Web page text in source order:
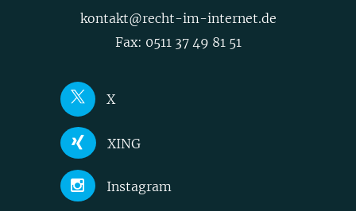
kontakt@recht-im-internet.de
Fax: 0511 37 49 81 51
X
Joerg Heidrich
Nick Akinci
XING
Joerg Heidrich
Instagram